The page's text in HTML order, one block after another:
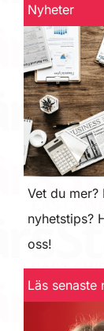
Nyheter
Vet du mer?
nyhetstips?
oss!
Läs senaste